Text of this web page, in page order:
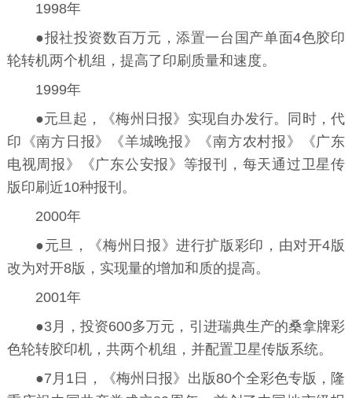
1998年
●报社投资数百万元，添置一台国产单面4色胶印
轮转机两个机组，提高了印刷质量和速度。
1999年
●元旦起，《梅州日报》实现自办发行。同时，代
印《南方日报》《羊城晚报》《南方农村报》《广东
电视周报》《广东公安报》等报刊，每天通过卫星传
版印刷近10种报刊。
2000年
●元旦，《梅州日报》进行扩版彩印，由对开4版
改为对开8版，实现量的增加和质的提高。
2001年
●3月，投资600多万元，引进瑞典生产的桑拿牌彩
色轮转胶印机，共两个机组，并配置卫星传版系统。
●7月1日，《梅州日报》出版80个全彩色专版，隆